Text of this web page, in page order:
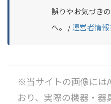
誤りやお気づき
へ。 /運営者情報
※当サイトの画像には
おり、実際の機器・